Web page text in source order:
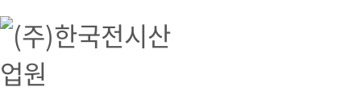
(주)한국전시산업원
(주)한국전시산업원, 박람회, 전시, 해외박람회 대행, 공연기획, 문화예술